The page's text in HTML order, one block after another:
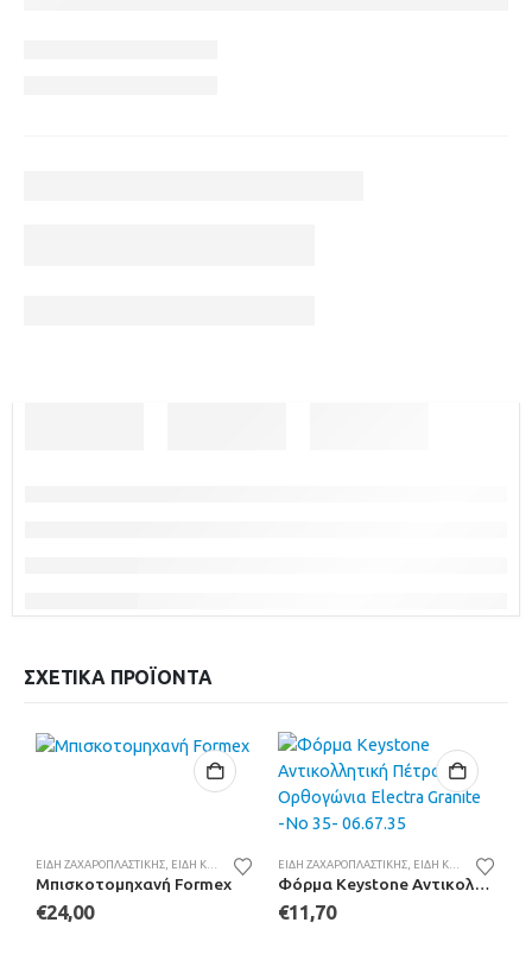
ΣΧΕΤΙΚΆ ΠΡΟΪΌΝΤΑ
ΕΊΔΗ ΖΑΧΑΡΟΠΛΑΣΤΙΚΉΣ, ΕΊΔΗ ΚΟΥΖΊΝΑΣ
Μπισκοτομηχανή Formex
€24,00
ΕΊΔΗ ΖΑΧΑΡΟΠΛΑΣΤΙΚΉΣ, ΕΊΔΗ ΚΟΥΖΊΝΑΣ ,
Φόρμα Keystone Αντικολλητική Πέτρας Ορθογώνια Electra Granite -Νο 35- 06.67.35
€11,70